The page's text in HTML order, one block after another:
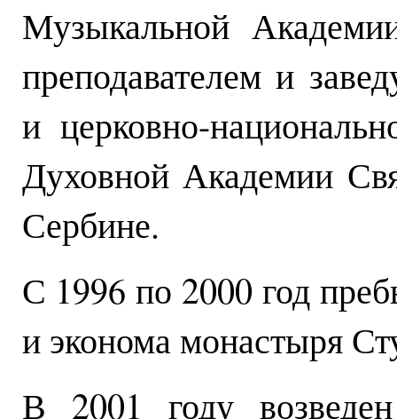
Музыкальной
преподавателем и
и церковно-
Духовной Академии
Сербине.
С 1996 по 2000 год
и эконома монастыря
В 2001 году